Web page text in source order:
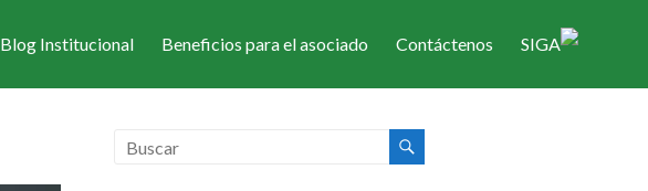
Blog Institucional Beneficios para el asociado Contáctenos SIGA
Estás aquí:CRDASCZ> Noticias>Asesoramiento Jurídico